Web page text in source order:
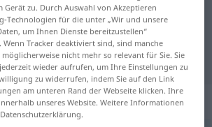
Japanisch Übersetzung
Gerät zu. Durch Auswahl von Akzeptieren
Technologien für die unter „Wir und unsere
um Ihnen Dienste bereitzustellen“
Tracker deaktiviert sind, sind manche
nicht mehr so relevant für Sie. Sie
wieder aufrufen, um Ihre Einstellungen zu
zu widerrufen, indem Sie auf den Link
am unteren Rand der Webseite klicken. Ihre
unseres Website. Weitere Informationen